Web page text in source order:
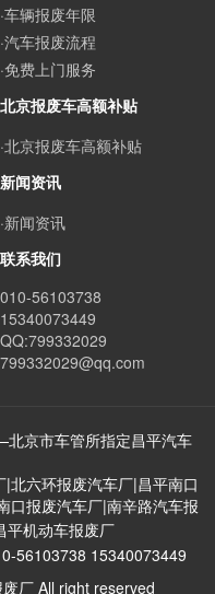
·车辆报废年限
·汽车报废流程
·免费上门服务
北京报废车高额补贴
·北京报废车高额补贴
新闻资讯
·新闻资讯
联系我们
010-56103738
15340073449
QQ:799332029
799332029@qq.com
京市车管所指定昌平汽车
北六环报废汽车厂|昌平南口
口报废汽车厂|南辛路汽车报
平机动车报废厂
56103738 15340073449
厂 All right reserved